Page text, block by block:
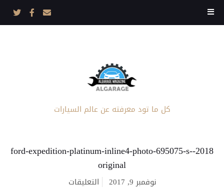
كل ما تود معرفته عن عالم السيارات
2018-ford-expedition-platinum-inline4-photo-695075-s-
original
نوفمبر 9, 2017 التعليقات